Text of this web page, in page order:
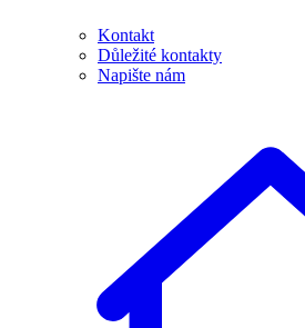
Kontakt
Důležité kontakty
Napište nám